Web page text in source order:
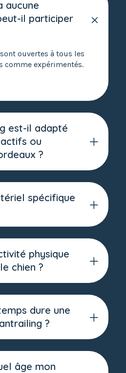
aucune
il participer
ouvertes à tous les
comme expérimentés.
est-il adapté
ou
?
spécifique
physique
chien ?
dure une
?
âge mon